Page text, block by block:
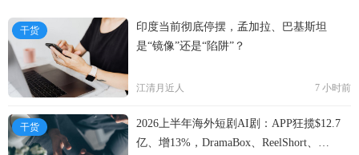
Facebook Home。2014年，Facebook以190亿美元，收
购WhatsApp。2015年1月，Facebook收购了自然语言
软件厂商Wit.ai。2018年10月，Facebook正式推出智能
音箱“Portal”。2019年9月，Facebook与阿里巴巴、
式数据处理。2020年~2022年，Facebook陆续收购多家
游戏工作室。2021年10月28日，扎克伯格宣布公司将
干货
印度当前彻底停摆，孟加拉、巴基斯坦
是“镜像”还是“陷阱”？
江清月近人 7 小时前
干货
2026上半年海外短剧AI剧：APP狂揽$12.7
亿、增13%，DramaBox、ReelShort、